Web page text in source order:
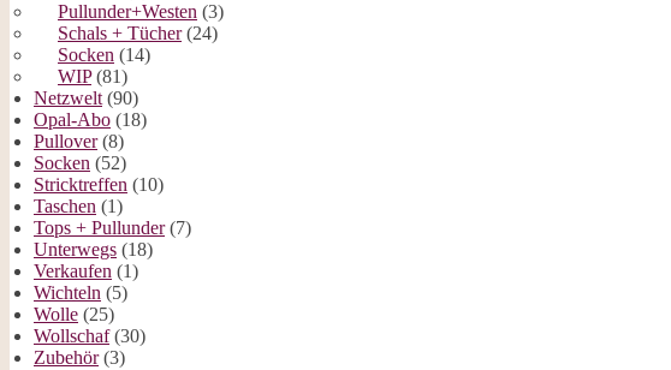
Pullunder+Westen (3)
Schals + Tücher(24)
Socken (14)
WIP(81)
Netzwelt (90)
Opal-Abo (18)
Pullover(8)
Socken (52)
Stricktreffen (10)
Taschen (1)
Tops + Pullunder(7)
Unterwegs (18)
Verkaufen (1)
Wichteln (5)
Wolle (25)
Wollschaf(30)
Zubehör(3)